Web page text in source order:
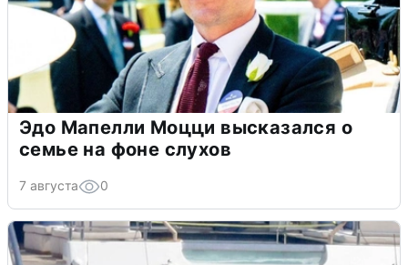
Эдо Мапелли Моцци высказался о
семье на фоне слухов
7 августа 0